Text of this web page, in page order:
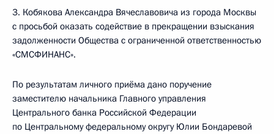
3. Кобякова Александра Вячеславовича из города Москвы
с просьбой оказать содействие в прекращении взыскания
задолженности Общества с ограниченной ответственностью
«СМСФИНАНС».
По результатам личного приёма дано поручение
заместителю начальника Главного управления
Центрального банка Российской Федерации
по Центральному федеральному округу Юлии Бондаревой